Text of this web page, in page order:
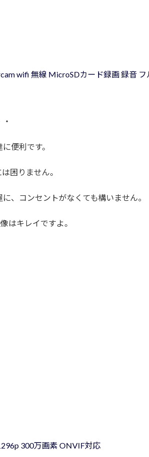
wifi 無線 MicroSDカード録画 録音
便利です。
困りません。
、コンセントがなくても構いません。
はキレイですよ。
300万画素 ONVIF対応